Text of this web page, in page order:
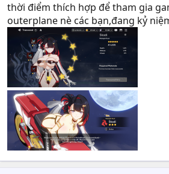
thời điểm thích hợp để tham gia
outerplane nè các bạn,đang kỷ